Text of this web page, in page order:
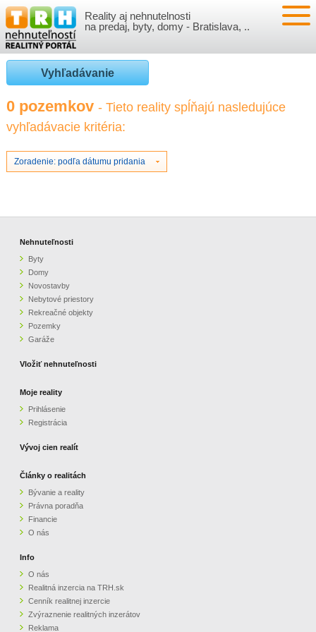
Reality aj nehnutelnosti
na predaj, byty, domy - Bratislava, ..
NEHNUTEĽNOSTI
BYTY
NOVOSTAVBY
NEBYTOVÉ PRIESTORY
GARÁŽE
VLOŽIŤ NEHNUTEĽNOSTI
PRIHLÁSENIE
REGISTRÁCIA
VÝVOJ CIEN REALÍT
ČLÁNKY O REALITÁCH
O NÁS
CENNÍK REALITNEJ INZERCIE
ZVÝRAZNENIE REALITNÝCH INZERÁTOV
PARTNERI
OBCHODNÉ PODMIENKY
KONTAKT
Vyhľadávanie
0 pozemkov - Tieto reality spĺňajú nasledujúce
vyhľadávacie kritéria:
Zoradenie: podľa dátumu pridania
Nehnuteľnosti
Byty
Domy
Novostavby
Nebytové priestory
Rekreačné objekty
Pozemky
Garáže
Vložiť nehnuteľnosti
Moje reality
Prihlásenie
Registrácia
Vývoj cien realít
Články o realitách
Bývanie a reality
Právna poradňa
Financie
O nás
Info
O nás
Realitná inzercia na TRH.sk
Cenník realitnej inzercie
Zvýraznenie realitných inzerátov
Reklama